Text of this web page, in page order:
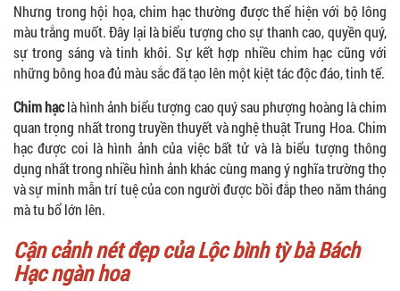
Nhưng trong hội họa, chim hạc thường được thể hiện với bộ lông
màu trắng muốt. Đây lại là biểu tượng cho sự thanh cao, quyền quý,
sự trong sáng và tinh khôi. Sự kết hợp nhiều chim hạc cũng với
những bông hoa đủ màu sắc đã tạo lên một kiệt tác độc đáo, tinh tế.
Chim hạclà hình ảnh biểu tượng cao quý sau phượng hoàng là chim
quan trọng nhất trong truyền thuyết và nghệ thuật Trung Hoa. Chim
hạc được coi là hình ảnh của việc bất tử và là biểu tượng thông
dụng nhất trong nhiều hình ảnh khác cùng mang ý nghĩa trường thọ
và sự minh mẫn trí tuệ của con người được bồi đắp theo năm tháng
mà tu bổ lớn lên.
Cận cảnh nét đẹp của Lộc bình tỳ bà Bách
Hạc ngàn hoa